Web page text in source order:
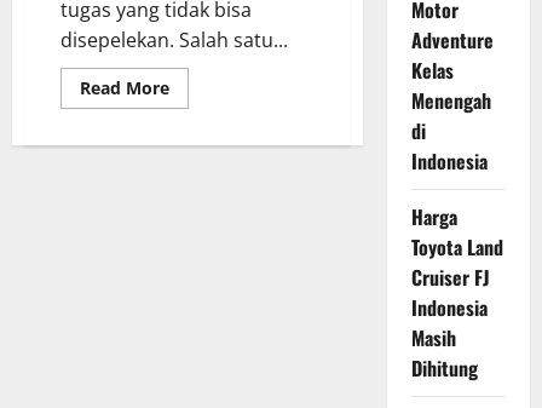
tugas yang tidak bisa
disepelekan. Salah satu...
Read MoreRead
more
Hujan
Motor
Adventure
Kelas
Menengah
di
Indonesia
Harga
Toyota Land
Cruiser FJ
Indonesia
Masih
Dihitung